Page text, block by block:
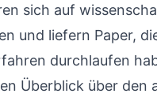
sich auf
und liefern Paper,
durchlaufen
Überblick über den